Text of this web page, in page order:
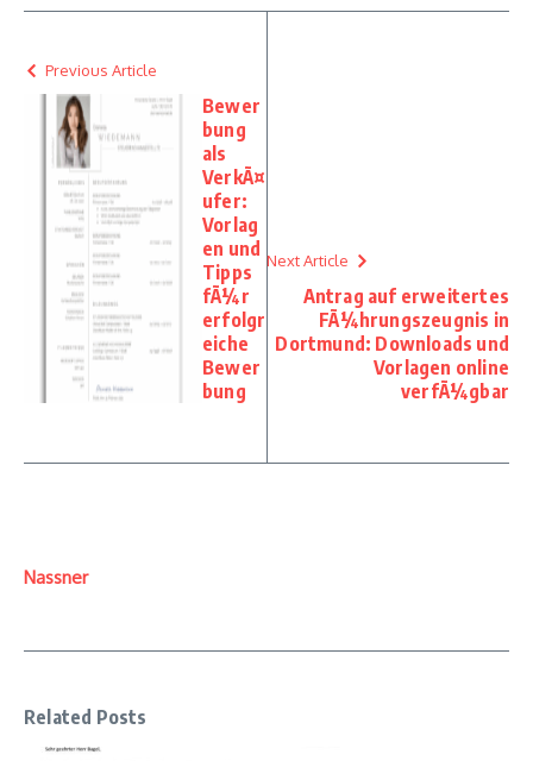
Previous Article
Bewer
bung
als
VerkÃ¤
ufer:
Vorlag
en und
Tipps
fÃ¼r
erfolgr
eiche
Bewer
bung
Next Article
Antrag auf erweitertes
FÃ¼hrungszeugnis in
Dortmund: Downloads und
Vorlagen online
verfÃ¼gbar
Nassner
Related Posts